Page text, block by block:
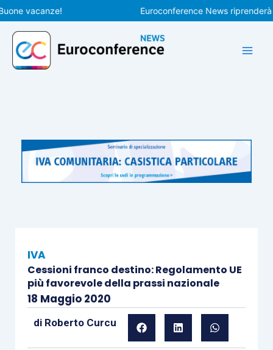
Vai
al
contenuto
vacanze! Euroconference News riprenderà le
IVA
Cessioni franco destino: Regolamento UE
più favorevole della prassi nazionale
18 Maggio 2020
di Roberto Curcu